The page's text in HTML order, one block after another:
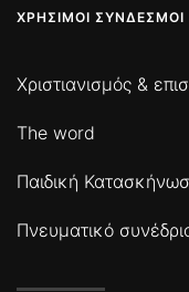
ΧΡΉΣΙΜΟΙ ΣΎΝΔΕΣΜΟΙ
Χριστιανισμός &
The word
Παιδική
Πνευματικό